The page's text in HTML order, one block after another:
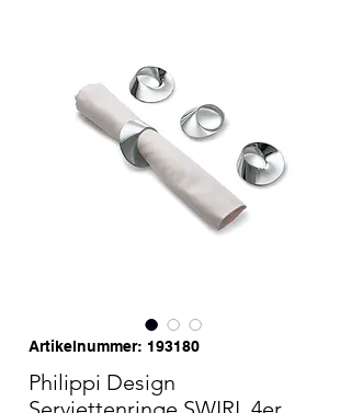
Artikelnummer: 193180
Philippi Design